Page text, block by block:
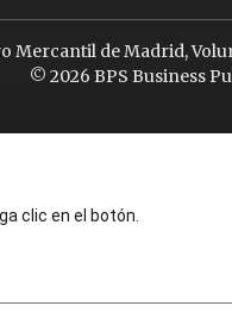
Mercantil de Madrid,
© 2026 BPS Business
clic en el botón.